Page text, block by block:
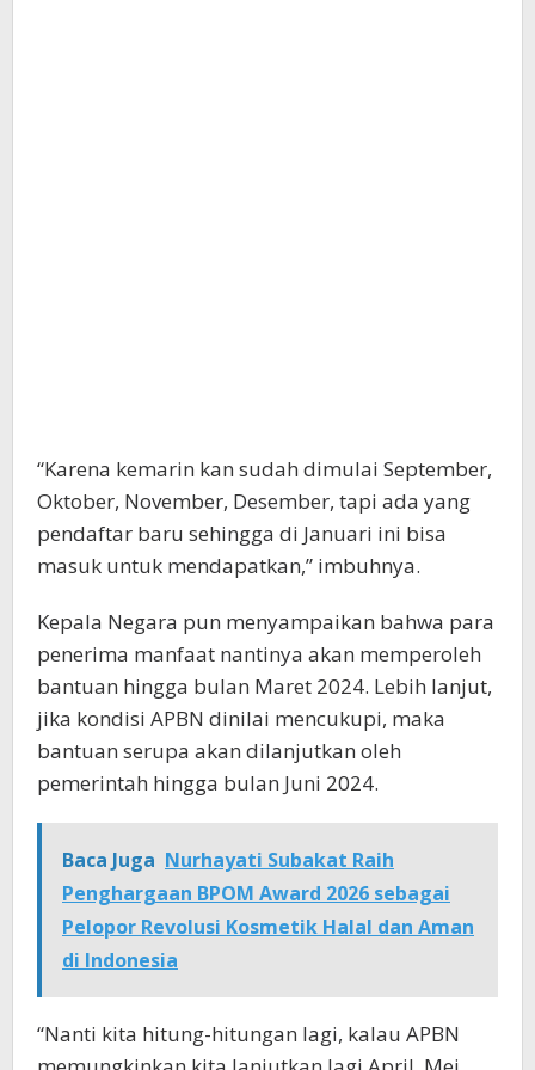
“Karena kemarin kan sudah dimulai September,
Oktober, November, Desember, tapi ada yang
pendaftar baru sehingga di Januari ini bisa
masuk untuk mendapatkan,” imbuhnya.
Kepala Negara pun menyampaikan bahwa para
penerima manfaat nantinya akan memperoleh
bantuan hingga bulan Maret 2024. Lebih lanjut,
jika kondisi APBN dinilai mencukupi, maka
bantuan serupa akan dilanjutkan oleh
pemerintah hingga bulan Juni 2024.
Baca Juga Nurhayati Subakat Raih
Penghargaan BPOM Award 2026 sebagai
Pelopor Revolusi Kosmetik Halal dan Aman
di Indonesia
“Nanti kita hitung-hitungan lagi, kalau APBN